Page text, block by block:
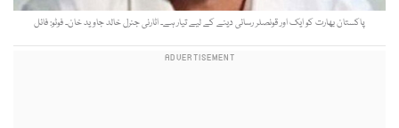
پاکستان بھارت کو ایک اور قونصلر رسائی دینے کے لیے تیار ہے۔ اٹارنی جنرل خالد جاوید خان۔ فوٹو: فائل